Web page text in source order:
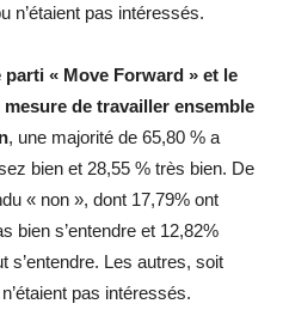
n’étaient pas intéressés.
« Move Forward » et le
de travailler ensemble
, une majorité de 65,80 % a
bien et 28,55 % très bien. De
« non », dont 17,79% ont
bien s’entendre et 12,82%
s’entendre. Les autres, soit
pas intéressés.